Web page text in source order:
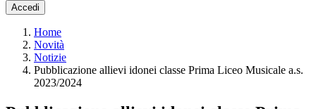
Accedi
Home
Novità
Notizie
Pubblicazione allievi idonei classe Prima Liceo Musicale a.s.
2023/2024